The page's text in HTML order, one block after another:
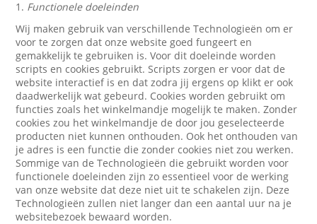
1. Functionele doeleinden
Wij maken gebruik van verschillende Technologieën om er
voor te zorgen dat onze website goed fungeert en
gemakkelijk te gebruiken is. Voor dit doeleinde worden
scripts en cookies gebruikt. Scripts zorgen er voor dat de
website interactief is en dat zodra jij ergens op klikt er ook
daadwerkelijk wat gebeurd. Cookies worden gebruikt om
functies zoals het winkelmandje mogelijk te maken. Zonder
cookies zou het winkelmandje de door jou geselecteerde
producten niet kunnen onthouden. Ook het onthouden van
je adres is een functie die zonder cookies niet zou werken.
Sommige van de Technologieën die gebruikt worden voor
functionele doeleinden zijn zo essentieel voor de werking
van onze website dat deze niet uit te schakelen zijn. Deze
Technologieën zullen niet langer dan een aantal uur na je
websitebezoek bewaard worden.